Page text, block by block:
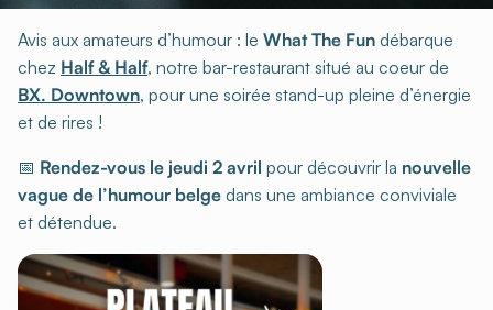
Avis aux amateurs d’humour : le What The Fun débarque
chez Half & Half, notre bar-restaurant situé au coeur de
BX. Downtown, pour une soirée stand-up pleine d’énergie
et de rires !
📅 Rendez-vous le jeudi 2 avril pour découvrir la nouvelle
vague de l’humour belge dans une ambiance conviviale
et détendue.